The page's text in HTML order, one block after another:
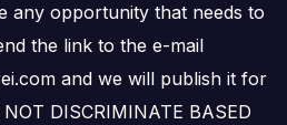
any opportunity that needs to
the link to the e-mail
and we will publish it for
DISCRIMINATE BASED